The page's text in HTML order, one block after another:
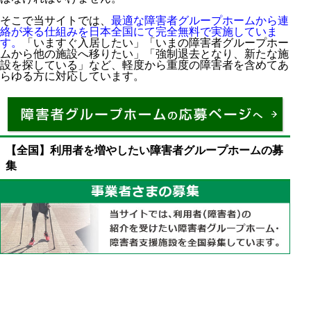
そこで当サイトでは、 最適な障害者グループホームから連
絡が来る仕組みを日本全国にて完全無料で実施していま
す。
「いますぐ入居したい」「いまの障害者グループホー
ムから他の施設へ移りたい」「強制退去となり、新たな施
設を探している」など、軽度から重度の障害者を含めてあ
らゆる方に対応しています。
【全国】利用者を増やしたい障害者グループホームの募
集